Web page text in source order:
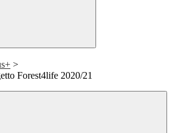
>
Forest4life 2020/21